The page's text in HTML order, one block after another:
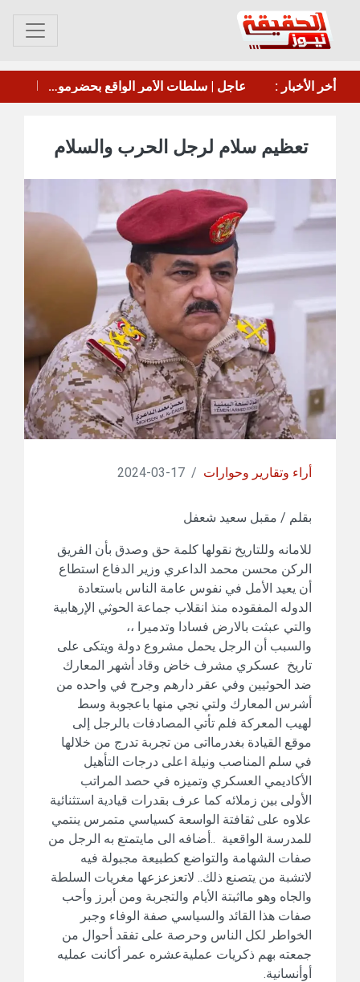
أخر الأخبار : إخماد حريق في منشأة تابعة لأرامكو السعودية بجيزان
تعظيم سلام لرجل الحرب والسلام
أراء وتقارير وحوارات /
17-03-2024
بقلم / مقبل سعيد شعفل
للامانه وللتاريخ نقولها كلمة حق وصدق بأن الفريق
الركن محسن محمد الداعري وزير الدفاع استطاع
أن يعيد الأمل في نفوس عامة الناس باستعادة
الدوله المفقوده منذ انقلاب جماعة الحوثي الإرهابية
والتي عبثت بالارض فسادا وتدميرا ،،
والسبب أن الرجل يحمل مشروع دولة ويتكى على
تاريخ عسكري مشرف خاض وقاد أشهر المعارك
ضد الحوثيين وفي عقر دارهم وجرح في واحده من
أشرس المعارك ولتي نجي منها باعجوبة وسط
لهيب المعركة فلم تأتي المصادفات بالرجل إلى
موقع القيادة بغدرمااتى من تجربة تدرج من خلالها
في سلم المناصب ونيلة اعلى درجات التأهيل
الأكاديمي العسكري وتميزه في حصد المراتب
الأولى بين زملائه كما عرف بقدرات قيادية استثنائية
علاوه على ثقافتة الواسعة كسياسي متمرس ينتمي
للمدرسة الواقعية ..أضافه الى مايتمتع به الرجل من
صفات الشهامة والتواضع كطبيعة مجبولة فيه
لاتشبة من يتصنع ذلك.. لاتعزعزعها مغريات السلطة
والجاه وهو مااثبتة الأيام والتجربة ومن أبرز وأحب
صفات هذا القائد والسياسي صفة الوفاء وجبر
الخواطر لكل الناس وحرصة على تفقد أحوال من
جمعته بهم ذكريات عمليةعشره عمر أكانت عمليه
أوأنسانية.